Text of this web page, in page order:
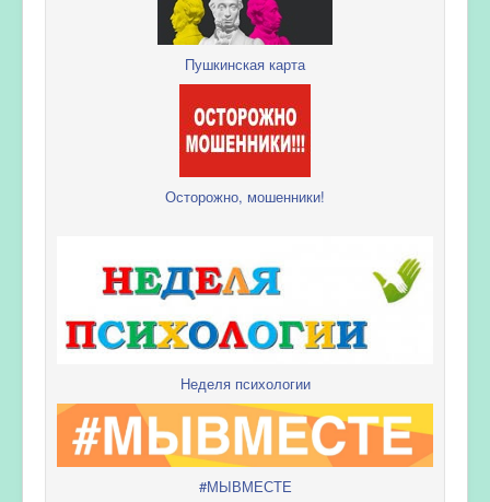
Пушкинская карта
Осторожно, мошенники!
Неделя психологии
#МЫВМЕСТЕ